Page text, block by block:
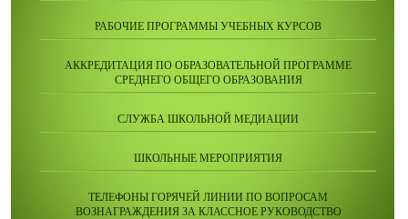
РАБОЧИЕ ПРОГРАММЫ УЧЕБНЫХ КУРСОВ
АККРЕДИТАЦИЯ ПО ОБРАЗОВАТЕЛЬНОЙ ПРОГРАММЕ
СРЕДНЕГО ОБЩЕГО ОБРАЗОВАНИЯ
СЛУЖБА ШКОЛЬНОЙ МЕДИАЦИИ
ШКОЛЬНЫЕ МЕРОПРИЯТИЯ
ТЕЛЕФОНЫ ГОРЯЧЕЙ ЛИНИИ ПО ВОПРОСАМ
ВОЗНАГРАЖДЕНИЯ ЗА КЛАССНОЕ РУКОВОДСТВО